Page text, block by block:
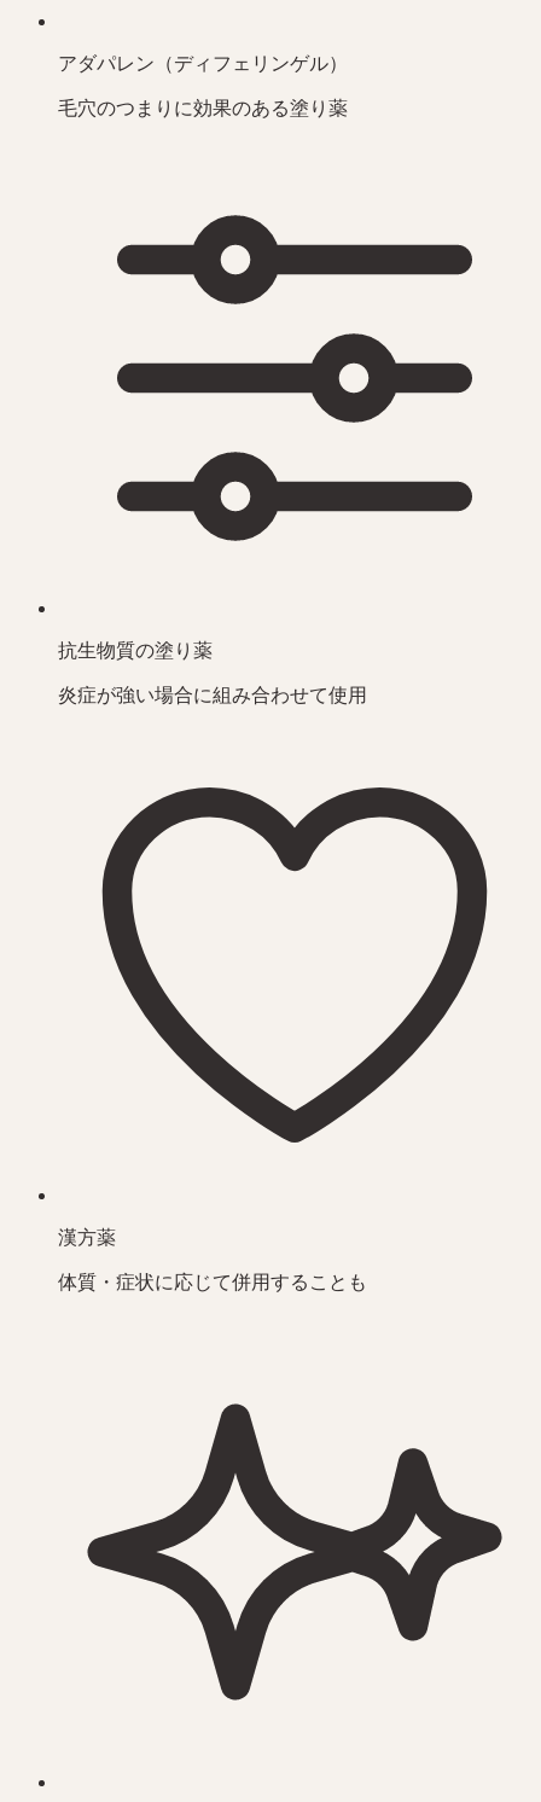
アダパレン（ディフェリンゲル）
毛穴のつまりに効果のある塗り薬
抗生物質の塗り薬
炎症が強い場合に組み合わせて使用
漢方薬
体質・症状に応じて併用することも